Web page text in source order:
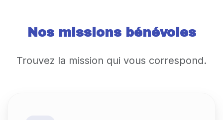
Nos missions bénévoles
Trouvez la mission qui vous correspond.